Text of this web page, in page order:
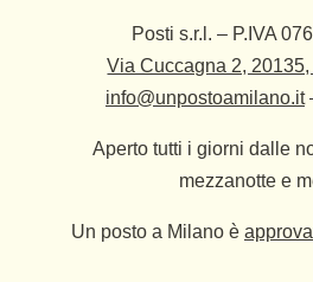
Posti s.r.l. – P.IVA
Via Cuccagna 2,
info@unpostoamilano.it
Aperto tutti i giorni dalle
mezzanotte e
Un posto a Milano è